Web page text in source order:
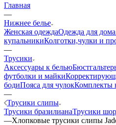
Главная
—
Нижнее белье
Женская одеждаОдежда для
купальникиКолготки,чулки и
—
Трусики
Аксессуары к белью
футболки и майки
бодиПояса для чулокКомплекты
—
Трусики слипы
Трусики бразилианаТрусики
—Хлопковые трусики слипы